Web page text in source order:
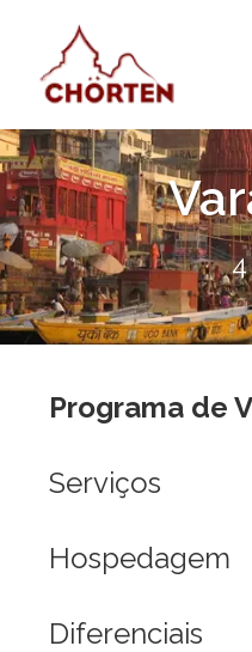
4
Programa de
Serviços
Hospedagem
Diferenciais